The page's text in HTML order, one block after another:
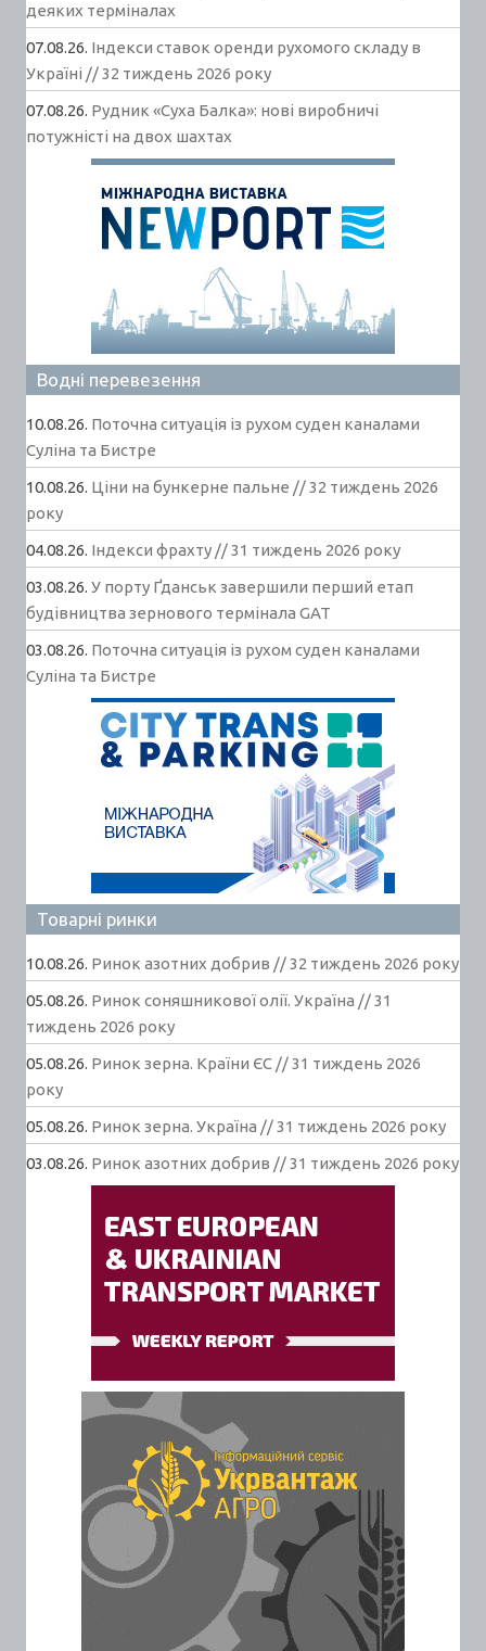
деяких терміналах
07.08.26. Індекси ставок оренди рухомого складу в
Україні // 32 тиждень 2026 року
07.08.26. Рудник «Суха Балка»: нові виробничі
потужністі на двох шахтах
Водні перевезення
10.08.26. Поточна ситуація із рухом суден каналами
Суліна та Бистре
10.08.26. Ціни на бункерне пальне // 32 тиждень 2026
року
04.08.26. Індекси фрахту // 31 тиждень 2026 року
03.08.26. У порту Ґданськ завершили перший етап
будівництва зернового термінала GAT
03.08.26. Поточна ситуація із рухом суден каналами
Суліна та Бистре
Товарні ринки
10.08.26. Ринок азотних добрив // 32 тиждень 2026 року
05.08.26. Ринок соняшникової олії. Україна // 31
тиждень 2026 року
05.08.26. Ринок зерна. Країни ЄС // 31 тиждень 2026
року
05.08.26. Ринок зерна. Україна // 31 тиждень 2026 року
03.08.26. Ринок азотних добрив // 31 тиждень 2026 року